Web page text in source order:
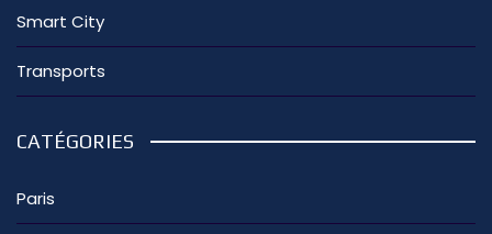
Smart City
Transports
CATÉGORIES
Paris